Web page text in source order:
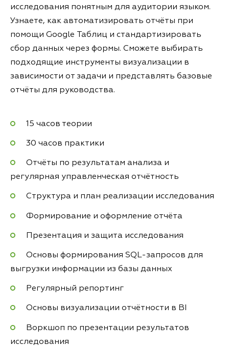
исследования понятным для аудитории языком.
Узнаете, как автоматизировать отчёты при
помощи Google Таблиц и стандартизировать
сбор данных через формы. Сможете выбирать
подходящие инструменты визуализации в
зависимости от задачи и представлять базовые
отчёты для руководства.
15 часов теории
30 часов практики
Отчёты по результатам анализа и
регулярная управленческая отчётность
Структура и план реализации исследования
Формирование и оформление отчёта
Презентация и защита исследования
Основы формирования SQL-запросов для
выгрузки информации из базы данных
Регулярный репортинг
Основы визуализации отчётности в BI
Воркшоп по презентации результатов
исследования